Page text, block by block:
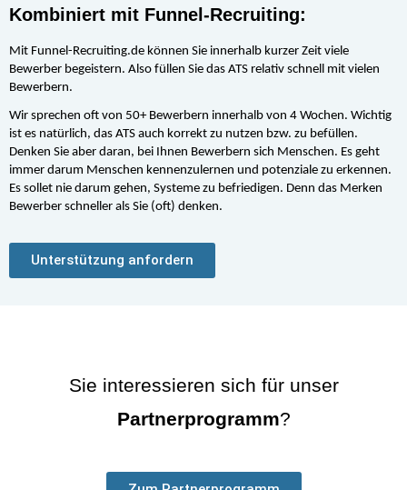
Kombiniert mit Funnel-Recruiting:
Mit Funnel-Recruiting.de können Sie innerhalb kurzer Zeit viele
Bewerber begeistern. Also füllen Sie das ATS relativ schnell mit vielen
Bewerbern.
Wir sprechen oft von 50+ Bewerbern innerhalb von 4 Wochen. Wichtig
ist es natürlich, das ATS auch korrekt zu nutzen bzw. zu befüllen.
Denken Sie aber daran, bei Ihnen Bewerbern sich Menschen. Es geht
immer darum Menschen kennenzulernen und potenziale zu erkennen.
Es sollet nie darum gehen, Systeme zu befriedigen. Denn das Merken
Bewerber schneller als Sie (oft) denken.
Unterstützung anfordern
Sie interessieren sich für unser
Partnerprogramm?